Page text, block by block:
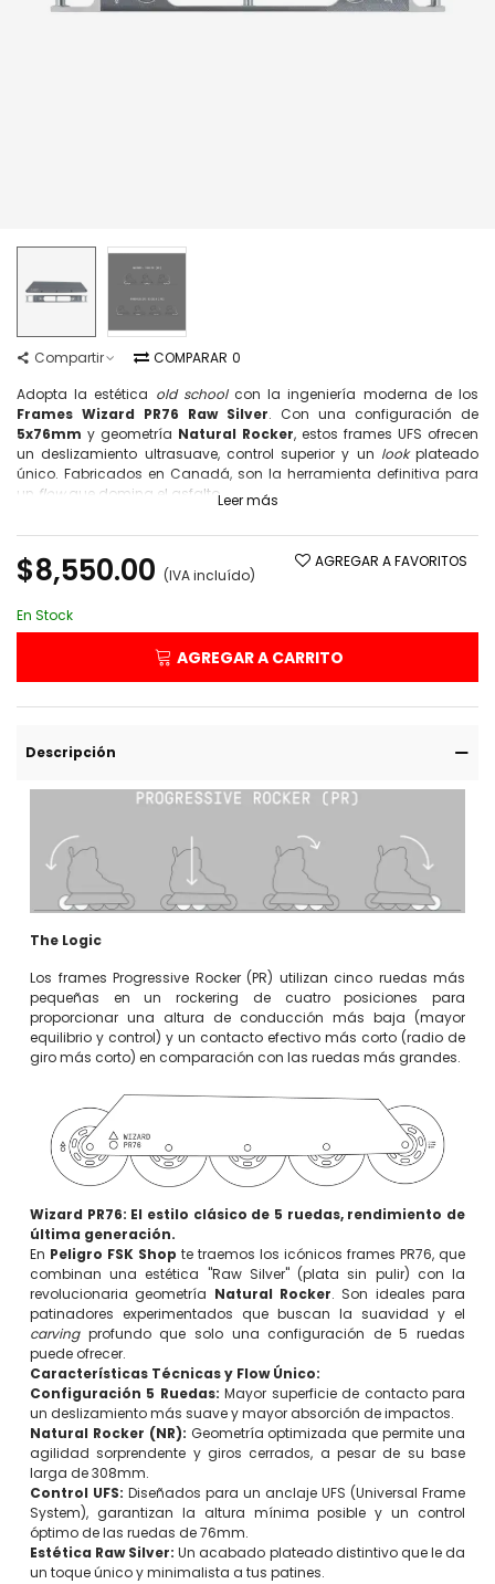
Compartir COMPARAR 0
Adopta la estética old schoolcon la ingeniería moderna de los
Frames Wizard PR76 Raw Silver. Con una configuración de
5x76mm y geometría Natural Rocker, estos frames UFS ofrecen
un deslizamiento ultrasuave, control superior y un lookplateado
único. Fabricados en Canadá, son la herramienta definitiva para
un flow que domina el asfalto.Leer más
$8,550.00 (IVA incluído)
AGREGAR A FAVORITOS
En Stock
AGREGAR A CARRITO
Descripción
The Logic
Los frames Progressive Rocker (PR) utilizan cinco ruedas más
pequeñas en un rockering de cuatro posiciones para
proporcionar una altura de conducción más baja (mayor
equilibrio y control) y un contacto efectivo más corto (radio de
giro más corto) en comparación con las ruedas más grandes.
Wizard PR76: El estilo clásico de 5 ruedas, rendimiento de
última generación.
En Peligro FSK Shop te traemos los icónicos frames PR76, que
combinan una estética "Raw Silver" (plata sin pulir) con la
revolucionaria geometría Natural Rocker. Son ideales para
patinadores experimentados que buscan la suavidad y el
carvingprofundo que solo una configuración de 5 ruedas
puede ofrecer.
Características Técnicas y Flow Único:
Configuración 5 Ruedas: Mayor superficie de contacto para
un deslizamiento más suave y mayor absorción de impactos.
Natural Rocker (NR): Geometría optimizada que permite una
agilidad sorprendente y giros cerrados, a pesar de su base
larga de 308mm.
Control UFS: Diseñados para un anclaje UFS (Universal Frame
System), garantizan la altura mínima posible y un control
óptimo de las ruedas de 76mm.
Estética Raw Silver: Un acabado plateado distintivo que le da
un toque único y minimalista a tus patines.